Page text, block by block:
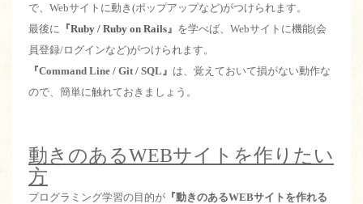
で、Webサイトに動き(ポップアップなど)がつけられます。
最後に
『Ruby / Ruby on Rails 』 を学べば、Webサイトに機能(会
員登録/ログインなど)がつけられます。
『Command Line / Git / SQL』 は、覚えておいて損がない動作な
ので、簡単に触れておきましょう。
動きのあるWEBサイトを作りたい
方
プログラミング学習の目的が 『動きのあるWEBサイトを作れる